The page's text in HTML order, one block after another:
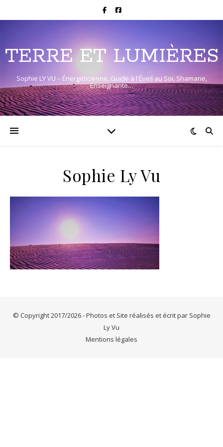
TERRE ET LUMIÈRES
Sophie LY VU – Énergéticienne, Guide à l'Éveil au Soi, Shamane,
Enseignante…
Sophie Ly Vu
© Copyright 2017/2026 - Photos et Site réalisés et écrit par Sophie
Ly Vu
Mentions légales